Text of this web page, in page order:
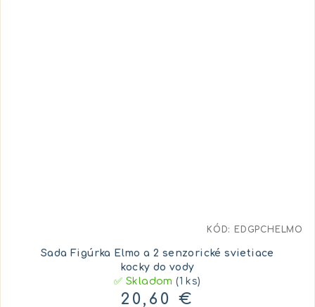
Sada Figúrka Elmo a 2 senzorické svietiace
kocky do vody
✅ Skladom(1 ks)
20,60 €
KÓD: EDGPCHELMO